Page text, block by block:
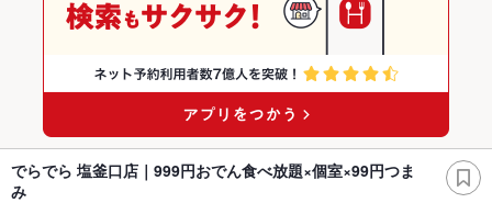
でらでら 塩釜口店｜999円おでん食べ放題×個室×99円つま
み